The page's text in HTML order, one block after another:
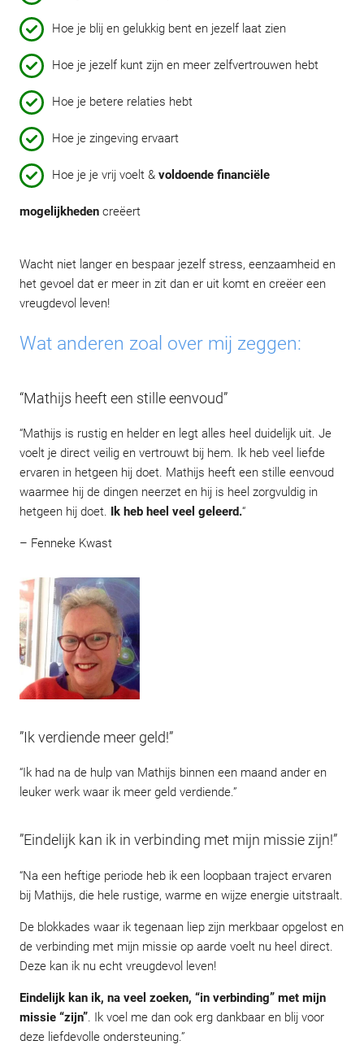
Hoe je blij en gelukkig bent en jezelf laat zien
Hoe je jezelf kunt zijn en meer zelfvertrouwen hebt
Hoe je betere relaties hebt
Hoe je zingeving ervaart
Hoe je je vrij voelt & voldoende financiële
mogelijkheden creëert
Wacht niet langer en bespaar jezelf stress, eenzaamheid en
het gevoel dat er meer in zit dan er uit komt en creëer een
vreugdevol leven!
Wat anderen zoal over mij zeggen:
“Mathijs heeft een stille eenvoud”
“Mathijs is rustig en helder en legt alles heel duidelijk uit. Je
voelt je direct veilig en vertrouwt bij hem. Ik heb veel liefde
ervaren in hetgeen hij doet. Mathijs heeft een stille eenvoud
waarmee hij de dingen neerzet en hij is heel zorgvuldig in
hetgeen hij doet.
Ik heb heel veel geleerd.“
– Fenneke Kwast
”Ik verdiende meer geld!”
“Ik had na de hulp van Mathijs binnen een maand ander en
leuker werk waar ik meer geld verdiende.”
”Eindelijk kan ik in verbinding met mijn missie zijn!”
“Na een heftige periode heb ik een loopbaan traject ervaren
bij Mathijs, die hele rustige, warme en wijze energie uitstraalt.
De blokkades waar ik tegenaan liep zijn merkbaar opgelost en
de verbinding met mijn missie op aarde voelt nu heel direct.
Deze kan ik nu echt vreugdevol leven!
Eindelijk kan ik, na veel zoeken, “in verbinding” met mijn
missie “zijn” . Ik voel me dan ook erg dankbaar en blij voor
deze liefdevolle ondersteuning.”